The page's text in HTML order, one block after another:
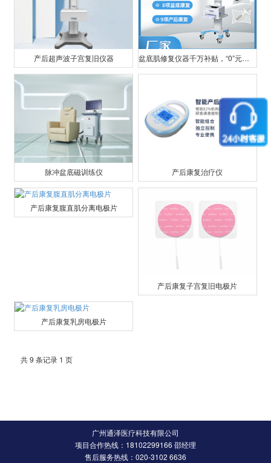
产后超声波子宫复旧仪器 盆底肌修复仪器千万补贴，“0”元用机，通泽天下，共渡疫情
脉冲盆底磁训练仪 产后康复治疗仪
产后康复腹直肌分离电极片
产后康复子宫复旧电极片
产后康复乳房电极片
共 9 条记录 1 页
广州通泽医疗科技有限公司
项目合作热线：18102299166 邵经理
售后服务热线：020-3102 6636